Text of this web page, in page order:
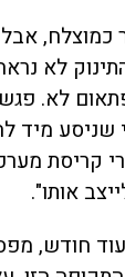
כמוצלח,
לא
לא.
מיד
קריסת
אותו".
חודש,